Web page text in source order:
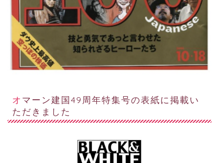
オマーン建国49周年特集号の表紙に掲載い
ただきました